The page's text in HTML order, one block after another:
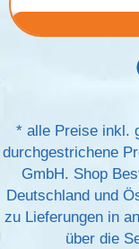
* alle Preise inkl.
durchgestrichene
GmbH. Shop
Deutschland und
zu Lieferungen in
über die